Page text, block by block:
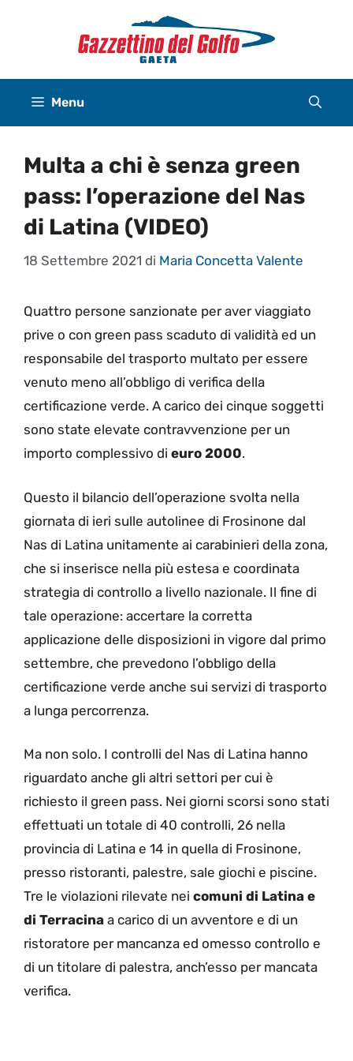
Menu
Multa a chi è senza green
pass: l’operazione del Nas
di Latina (VIDEO)
18 Settembre 2021 di Maria Concetta Valente
Quattro persone sanzionate per aver viaggiato
prive o con green pass scaduto di validità ed un
responsabile del trasporto multato per essere
venuto meno all’obbligo di verifica della
certificazione verde. A carico dei cinque soggetti
sono state elevate contravvenzione per un
importo complessivo di euro 2000.
Questo il bilancio dell’operazione svolta nella
giornata di ieri sulle autolinee di Frosinone dal
Nas di Latina unitamente ai carabinieri della zona,
che si inserisce nella più estesa e coordinata
strategia di controllo a livello nazionale. Il fine di
tale operazione: accertare la corretta
applicazione delle disposizioni in vigore dal primo
settembre, che prevedono l’obbligo della
certificazione verde anche sui servizi di trasporto
a lunga percorrenza.
Ma non solo. I controlli del Nas di Latina hanno
riguardato anche gli altri settori per cui è
richiesto il green pass. Nei giorni scorsi sono stati
effettuati un totale di 40 controlli, 26 nella
provincia di Latina e 14 in quella di Frosinone,
presso ristoranti, palestre, sale giochi e piscine.
Tre le violazioni rilevate nei comuni di Latina e
di Terracina a carico di un avventore e di un
ristoratore per mancanza ed omesso controllo e
di un titolare di palestra, anch’esso per mancata
verifica.